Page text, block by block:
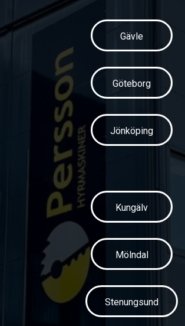
Gävle
Göteborg
Jönköping
Kungälv
Mölndal
Stenungsund